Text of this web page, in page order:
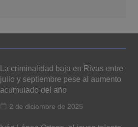
La criminalidad baja en Rivas entre
julio y septiembre pese al aumento
acumulado del año
2 de diciembre de 2025